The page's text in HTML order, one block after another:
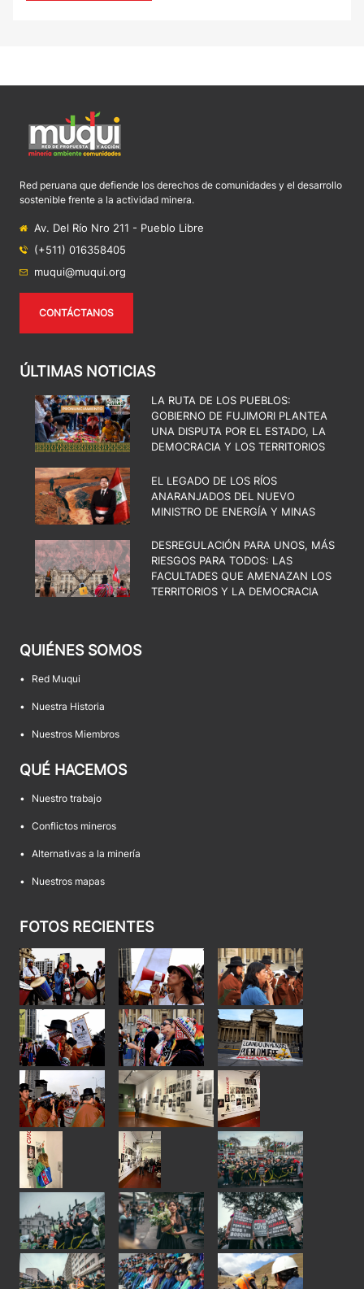
Red peruana que defiende los derechos de comunidades y el desarrollo
sostenible frente a la actividad minera.
Av. Del Río Nro 211 - Pueblo Libre
(+511) 016358405
muqui@muqui.org
CONTÁCTANOS
ÚLTIMAS NOTICIAS
LA RUTA DE LOS PUEBLOS:
GOBIERNO DE FUJIMORI PLANTEA
UNA DISPUTA POR EL ESTADO, LA
DEMOCRACIA Y LOS TERRITORIOS
EL LEGADO DE LOS RÍOS
ANARANJADOS DEL NUEVO
MINISTRO DE ENERGÍA Y MINAS
DESREGULACIÓN PARA UNOS, MÁS
RIESGOS PARA TODOS: LAS
FACULTADES QUE AMENAZAN LOS
TERRITORIOS Y LA DEMOCRACIA
QUIÉNES SOMOS
• Red Muqui
• Nuestra Historia
• Nuestros Miembros
QUÉ HACEMOS
• Nuestro trabajo
• Conflictos mineros
• Alternativas a la minería
• Nuestros mapas
FOTOS RECIENTES